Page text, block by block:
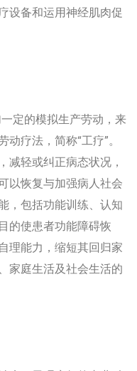
设备和运用神经肌肉促
定的模拟生产劳动，来
疗法，简称“工疗”。
减轻或纠正病态状况，
以恢复与加强病人社会
，包括功能训练、认知
的使患者功能障碍恢
理能力，缩短其回归家
家庭生活及社会生活的